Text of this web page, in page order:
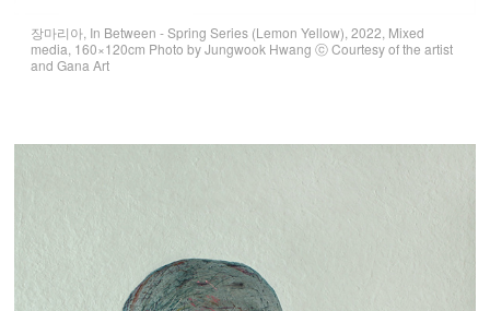
장마리아, In Between - Spring Series (Lemon Yellow), 2022, Mixed
media, 160×120cm Photo by Jungwook Hwang ⓒ Courtesy of the artist
and Gana Art